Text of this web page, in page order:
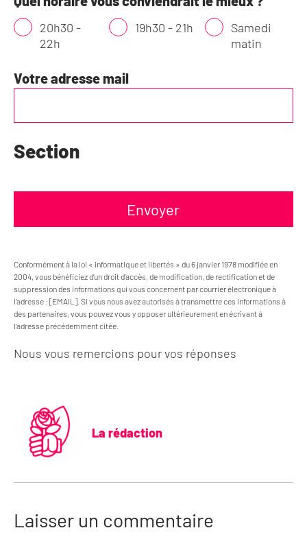
20h30 -
22h
19h30 - 21h
Samedi
matin
Votre adresse mail
Section
Envoyer
Conformément à la loi « informatique et libertés » du 6 janvier 1978 modifiée en
2004, vous bénéficiez d’un droit d’accès, de modification, de rectification et de
suppression des informations qui vous concernent par courrier électronique à
l’adresse : [EMAIL]. Si vous nous avez autorisés à transmettre ces informations à
des partenaires, vous pouvez vous y opposer ultérieurement en écrivant à
l’adresse précédemment citée.
Nous vous remercions pour vos réponses
La rédaction
Laisser un commentaire